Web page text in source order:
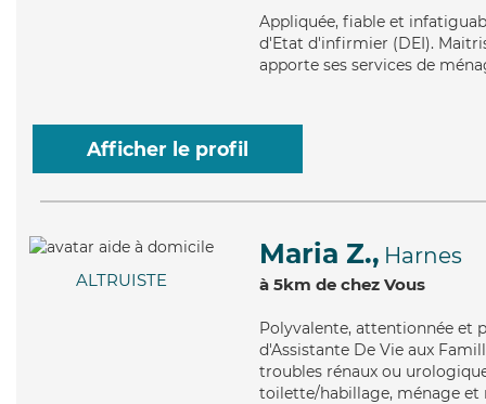
Appliquée, fiable et
d'Etat d'infirmier (DEI).
apporte ses services de
Afficher le profil
ALTRUISTE
Maria Z., Harnes
à 5km de chez Vous
Polyvalente, attentionnée et
d'Assistante De Vie aux
troubles rénaux ou
toilette/habillage, ménage et